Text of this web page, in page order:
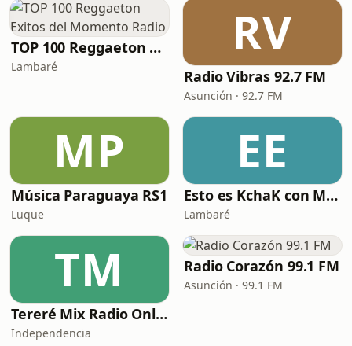
TOP 100 Reggaeton Exitos del Momento Radio
Lambaré
RV
Radio Vibras 92.7 FM
Asunción · 92.7 FM
MP
Música Paraguaya RS1
Luque
EE
Esto es KchaK con Monchi Bogarin Radio
Lambaré
TM
Tereré Mix Radio Online
Independencia
Radio Corazón 99.1 FM
Asunción · 99.1 FM